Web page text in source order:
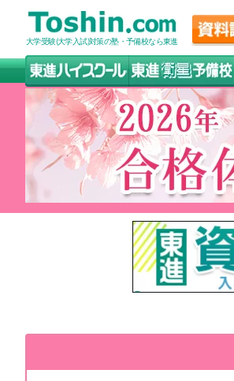
大学受験(大学入試)対策の塾・予備校なら東進